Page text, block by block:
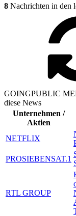
8 Nachrichten in den
GOINGPUBLIC
diese News
Unternehmen /
Aktien
NETFLIX
PROSIEBENSAT.1
RTL GROUP